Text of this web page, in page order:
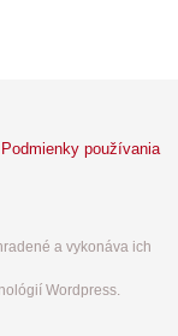
Podmienky používania
a vykonáva ich
Wordpress.